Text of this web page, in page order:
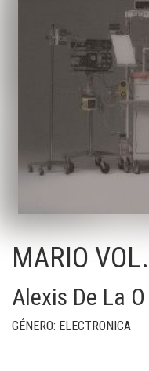
MARIO
Alexis De La O
GÉNERO: ELECTRONICA